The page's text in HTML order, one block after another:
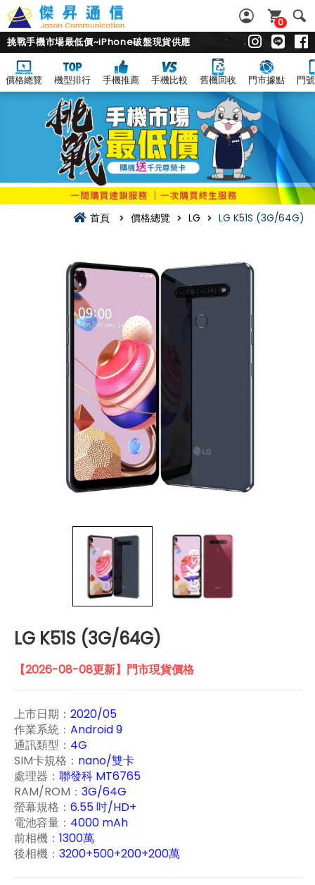
0
挑戰手機市場最低價~iPhone破盤現貨供應
價格總覽 機型排行 手機推薦 手機比較 舊機回收 門市據點 門
首頁 價格總覽 LG LG K51S (3G/64G)
LG K51S (3G/64G)
【2026-08-08更新】門市現貨價格
上市日期： 2020/05
作業系統： Android 9
通訊類型： 4G
SIM卡規格： nano/雙卡
處理器： 聯發科 MT6765
RAM/ROM： 3G/64G
螢幕規格： 6.55 吋/HD+
電池容量： 4000 mAh
前相機： 1300萬
後相機： 3200+500+200+200萬